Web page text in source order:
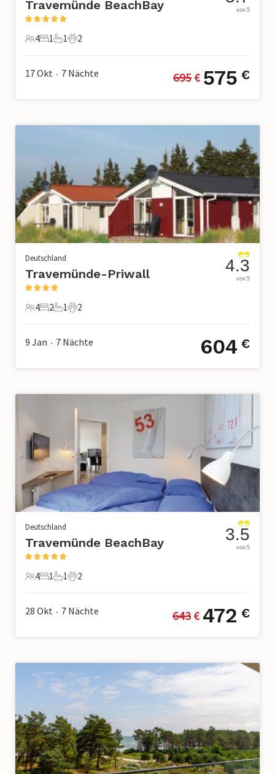
Travemünde BeachBay
4 Gäste
4
1 Schlafzimmer
1
1 Badezimmer
1
2 Haustiere
2
von 5
17 Okt • 7 Nächte 695 € 575 €
Deutschland
Travemünde-Priwall
4 Gäste
4
2 Schlafzimmer
2
1 Badezimmer
1
2 Haustiere
2
4.3
von 5
9 Jan • 7 Nächte 604 €
Deutschland
Travemünde BeachBay
4 Gäste
4
1 Schlafzimmer
1
1 Badezimmer
1
2 Haustiere
2
3.5
von 5
28 Okt • 7 Nächte 643 € 472 €